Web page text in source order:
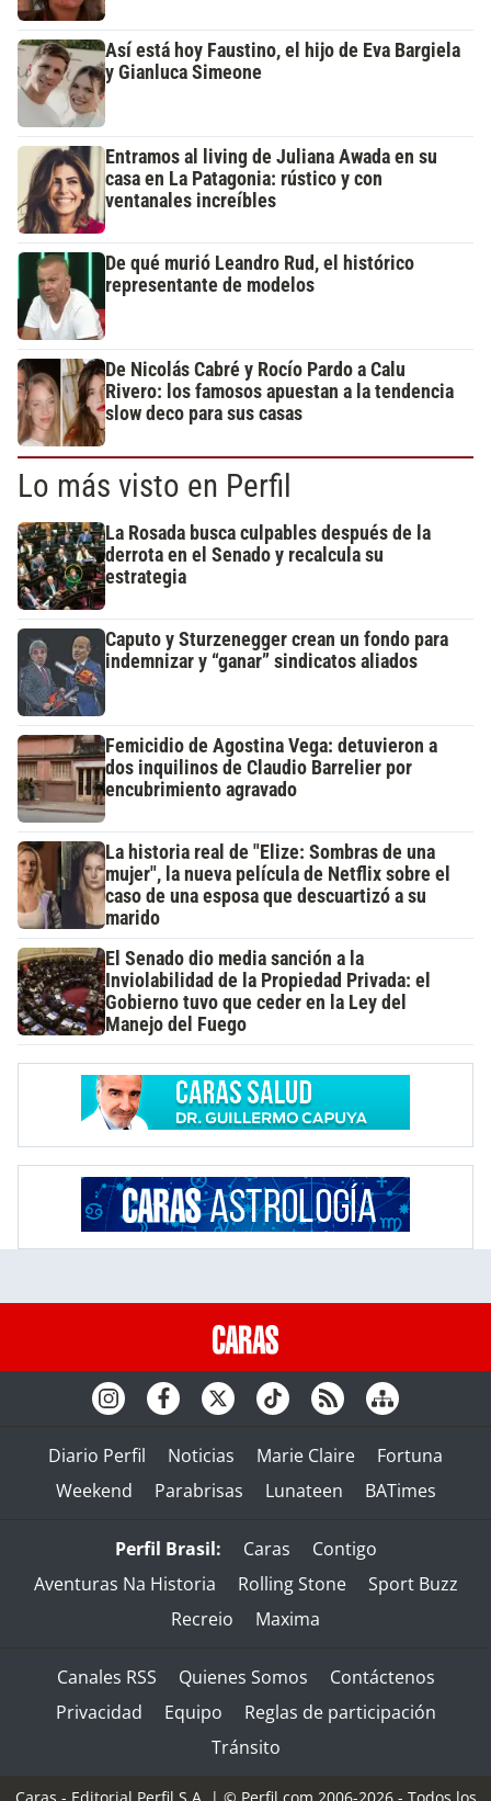
Así está hoy Faustino, el hijo de Eva Bargiela
y Gianluca Simeone
Entramos al living de Juliana Awada en su
casa en La Patagonia: rústico y con
ventanales increíbles
De qué murió Leandro Rud, el histórico
representante de modelos
De Nicolás Cabré y Rocío Pardo a Calu
Rivero: los famosos apuestan a la tendencia
slow deco para sus casas
Lo más visto en Perfil
La Rosada busca culpables después de la
derrota en el Senado y recalcula su
estrategia
Caputo y Sturzenegger crean un fondo para
indemnizar y “ganar” sindicatos aliados
Femicidio de Agostina Vega: detuvieron a
dos inquilinos de Claudio Barrelier por
encubrimiento agravado
La historia real de "Elize: Sombras de una
mujer", la nueva película de Netflix sobre el
caso de una esposa que descuartizó a su
marido
El Senado dio media sanción a la
Inviolabilidad de la Propiedad Privada: el
Gobierno tuvo que ceder en la Ley del
Manejo del Fuego
Diario Perfil Noticias Marie Claire
Fortuna
Weekend
Parabrisas Lunateen BATimes
Perfil Brasil: Caras
Contigo
Aventuras Na Historia
Rolling Stone
Sport Buzz
Recreio
Maxima
Canales RSS Quienes Somos
Contáctenos
Privacidad
Equipo
Reglas de participación
Tránsito